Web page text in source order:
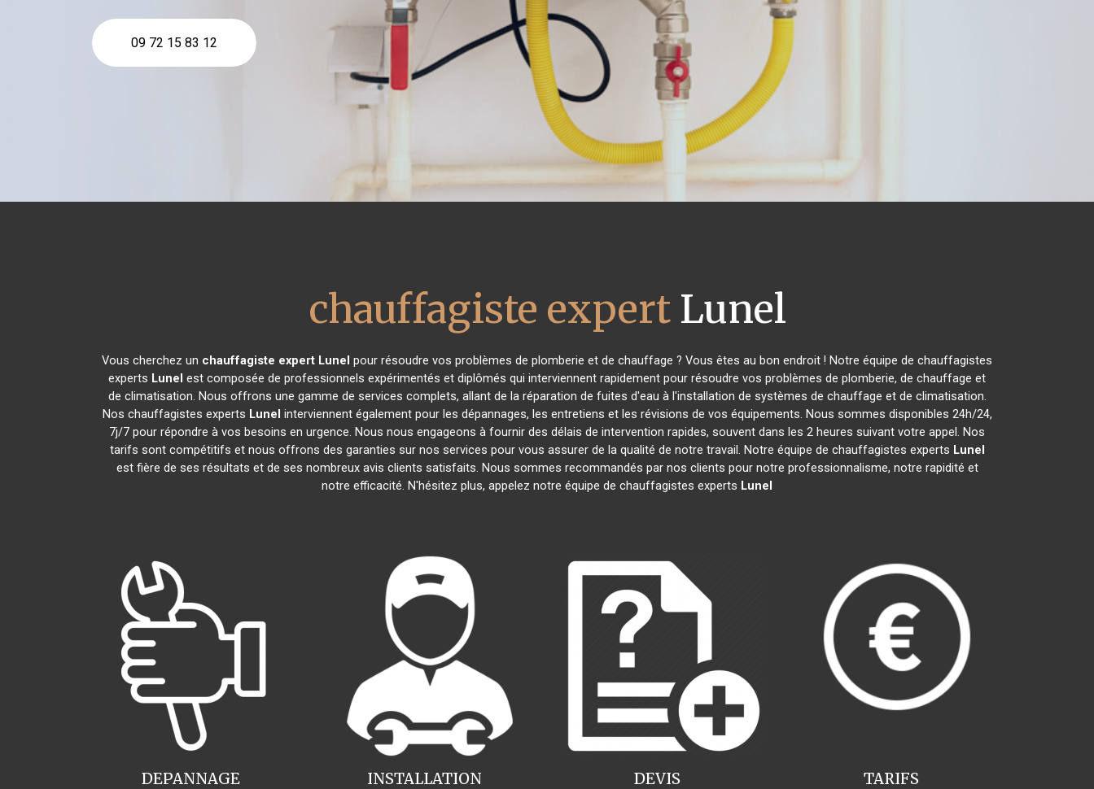
09 72 15 83 12
chauffagiste expertLunel
Vous cherchez un chauffagiste expert Lunel pour résoudre vos problèmes de plomberie et de chauffage ? Vous êtes au bon endroit ! Notre équipe de chauffagistes
experts Lunel est composée de professionnels expérimentés et diplômés qui interviennent rapidement pour résoudre vos problèmes de plomberie, de chauffage et
de climatisation. Nous offrons une gamme de services complets, allant de la réparation de fuites d'eau à l'installation de systèmes de chauffage et de climatisation.
Nos chauffagistes experts Lunel interviennent également pour les dépannages, les entretiens et les révisions de vos équipements. Nous sommes disponibles 24h/24,
7j/7 pour répondre à vos besoins en urgence. Nous nous engageons à fournir des délais de intervention rapides, souvent dans les 2 heures suivant votre appel. Nos
tarifs sont compétitifs et nous offrons des garanties sur nos services pour vous assurer de la qualité de notre travail. Notre équipe de chauffagistes experts Lunel
est fière de ses résultats et de ses nombreux avis clients satisfaits. Nous sommes recommandés par nos clients pour notre professionnalisme, notre rapidité et
notre efficacité. N'hésitez plus, appelez notre équipe de chauffagistes experts Lunel
INSTALLATION
DEPANNAGE TARIFS
DEVIS